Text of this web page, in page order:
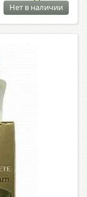
Нет в наличии